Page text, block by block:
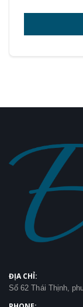
ĐỊA CHỈ:
Số 62 Thái Thịnh,